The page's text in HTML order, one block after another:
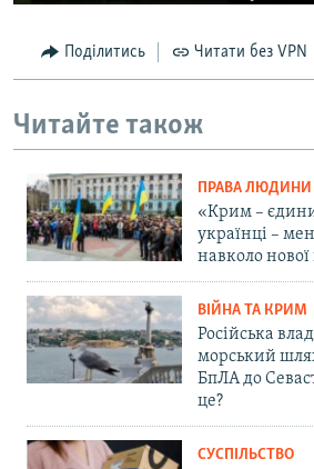
Поділитись Читати без VPN
Читайте також
ПРАВА ЛЮДИНИ
«Крим –
українці –
навколо
ВІЙНА ТА КРИМ
Російська
морський
БпЛА до
це?
СУСПІЛЬСТВО